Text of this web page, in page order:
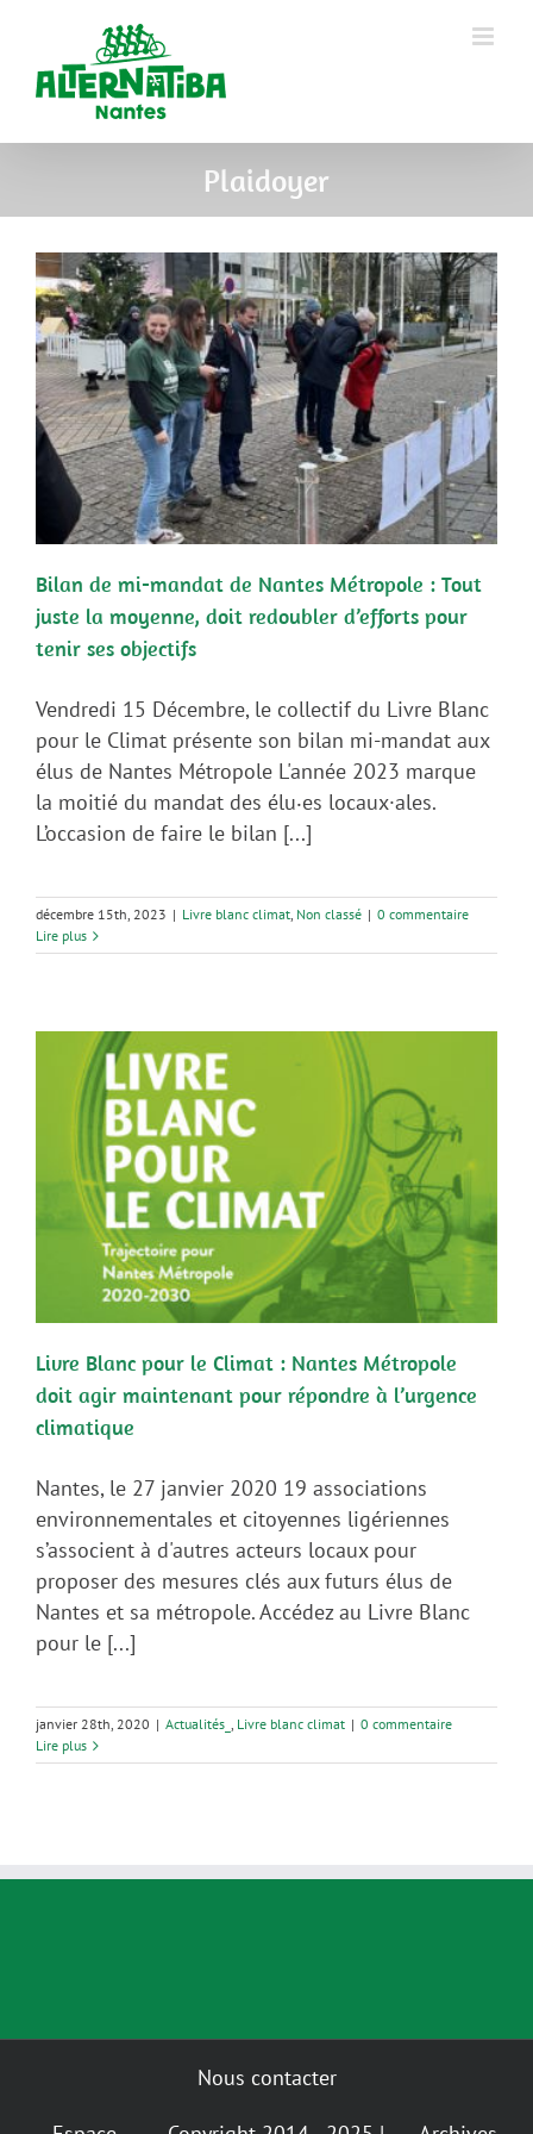
Plaidoyer
Bilan de mi-mandat de Nantes Métropole : Tout
juste la moyenne, doit redoubler d’efforts pour
tenir ses objectifs
Vendredi 15 Décembre, le collectif du Livre Blanc
pour le Climat présente son bilan mi-mandat aux
élus de Nantes Métropole L'année 2023 marque
la moitié du mandat des élu‧es locaux·ales.
L’occasion de faire le bilan [...]
décembre 15th, 2023 | Livre blanc climat Non classé | 0 commentaire
Lire plus
Livre Blanc pour le Climat : Nantes Métropole
doit agir maintenant pour répondre à l’urgence
climatique
Nantes, le 27 janvier 2020 19 associations
environnementales et citoyennes ligériennes
s’associent à d'autres acteurs locaux pour
proposer des mesures clés aux futurs élus de
Nantes et sa métropole. Accédez au Livre Blanc
pour le [...]
janvier 28th, 2020 | Actualités_ Livre blanc climat | 0 commentaire
Lire plus
Nous contacter